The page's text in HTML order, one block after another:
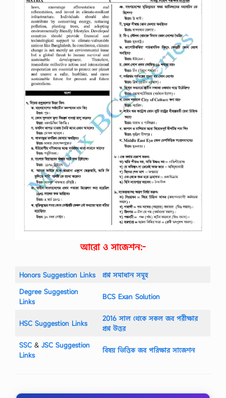
আরো ও সাজেশন:-
Honors Suggestion Links
প্রশ্ন সমাধান সমূহ
Degree Suggestion
Links
BCS Exan Solution
HSC Suggestion Links
2016 সাল থেকে সকল জব পরীক্ষার
প্রশ্ন উত্তর
SSC ‍& JSC Suggestion
Links
বিষয় ভিত্তিক জব পরিক্ষার সাজেশন